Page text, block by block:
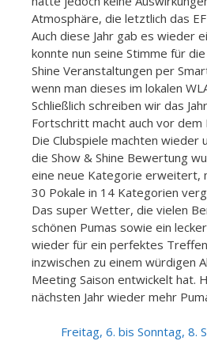
Atmosphäre, die letztlich das
Auch diese Jahr gab es wieder
konnte nun seine Stimme für
Shine Veranstaltungen per
wenn man dieses im lokalen
Schließlich schreiben wir das
Fortschritt macht auch vor dem
Die Clubspiele machten wieder
die Show & Shine Bewertung
eine neue Kategorie erweitert,
30 Pokale in 14 Kategorien
Das super Wetter, die vielen
schönen Pumas sowie ein
wieder für ein perfektes
inzwischen zu einem würdigen
Meeting Saison entwickelt hat.
nächsten Jahr wieder mehr
Freitag, 6. bis Sonntag, 8.